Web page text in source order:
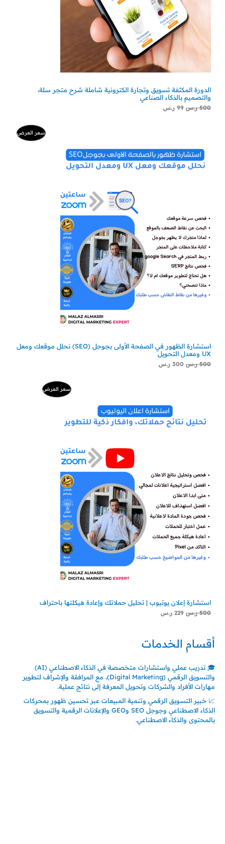
الدورة المكثفة تسويق وتجارة الكترونية شاملة شرح متجر سلة،
والتصميم بالذكاء الصناعي
500 ر.س 99 ر.س
سعر العرضمنتج
استشارة الظهور في الصفحة الأولى بجوجل (SEO) نحلل موقعك ومعل
UX ومعدل التحويل
500 ر.س
500 ر.س.
300 ر.س
300 ر.س.
سعر العرضمنتج
استشارة إعلان يوتيوب | تحليل حملاتك وإعادة هيكلتها باحتراف
500 ر.س 229 ر.س
229 ر.س.
أقسام الخدمات
🎓 تدريب عملي واستشارات متخصصة في الذكاء الاصطناعي (AI)
والتسويق الرقمي (Digital Marketing)، مع المرافقة والإشراف لتطوير
مهارات الأفراد والشركات وتحويل المعرفة إلى نتائج عملية.
📈 خبير التسويق الرقمي وتنمية المبيعات عبر تحسين ظهور بمحركات
الذكاء الاصطناعي وجوجل SEO وGEO والإعلانات الرقمية والتسويق
بالمحتوى والذكاء الاصطناعي.